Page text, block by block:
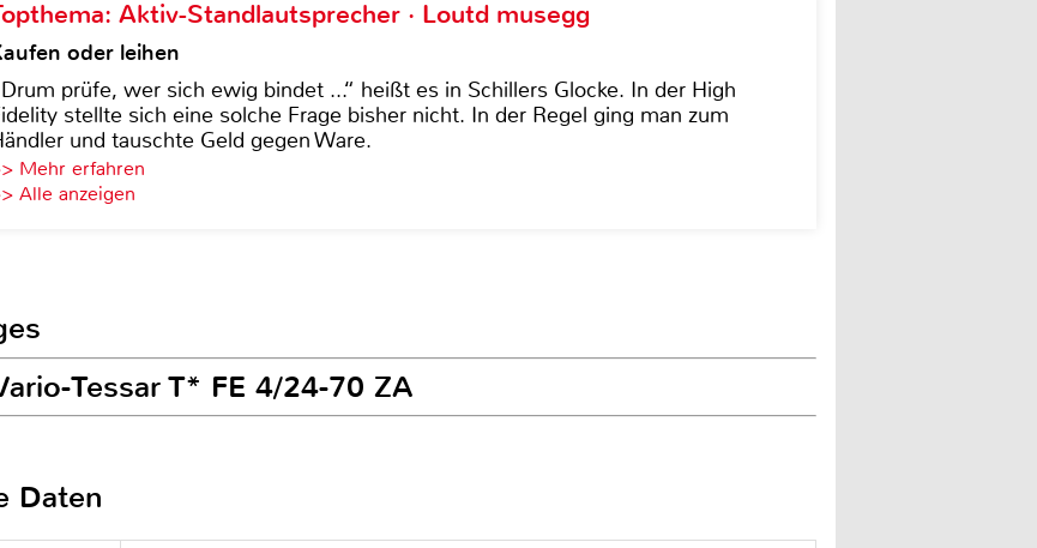
Aktiv-Standlautsprecher · Loutd musegg
oder leihen
prüfe, wer sich ewig bindet ...“ heißt es in Schillers Glocke. In der High
stellte sich eine solche Frage bisher nicht. In der Regel ging man zum
und tauschte Geld gegen Ware.
Mehr erfahren
Alle anzeigen
Tessar T* FE 4/24-70 ZA
Daten